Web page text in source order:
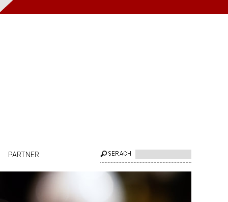
PARTNER